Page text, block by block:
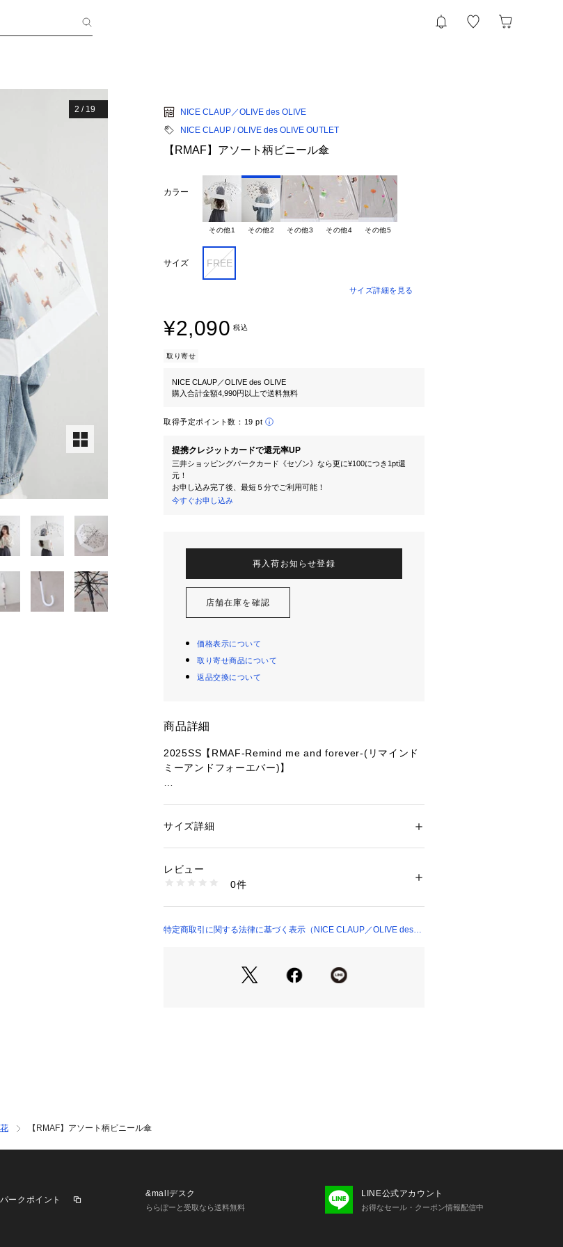
2 / 19
NICE CLAUP／OLIVE des OLIVE
NICE CLAUP / OLIVE des OLIVE OUTLET
【RMAF】アソート柄ビニール傘
カラー
その他1 その他2 その他3 その他4 その他5
サイズ FREE
サイズ詳細を見る
¥2,090 税込
取り寄せ
NICE CLAUP／OLIVE des OLIVE
購入合計金額4,990円以上で送料無料
取得予定ポイント数： 19 pt
提携クレジットカードで還元率UP
三井ショッピングパークカード《セゾン》なら更に¥100につき1pt還
元！
お申し込み完了後、最短５分でご利用可能！
今すぐお申し込み
再入荷お知らせ登録
店舗在庫を確認
価格表示について
取り寄せ商品について
返品交換について
商品詳細
2025SS【RMAF-Remind me and forever-(リマインド
ミーアンドフォーエバー)】
がされたビニール傘♪
■Size
・「?お気に入りに追加」で再入荷・ラスト１点・値下
セールなどお得な情報を受け取ることができます。
※詳しい洗濯方法については、商品の品質表示タグをご
性別：レディース
商品番号：
5051180360 （ショップ）
サイズ詳細
レビュー
0件
特定商取引に関する法律に基づく表示（NICE CLAUP／OLIVE des
【RMAF】アソート柄ビニール傘
ークポイント
&mallデスク
ららぽーと受取なら送料無料
LINE公式アカウント
お得なセール・クーポン情報配信中